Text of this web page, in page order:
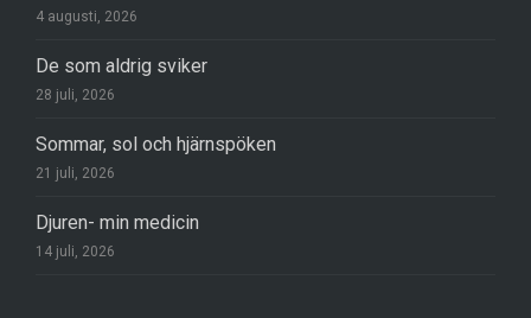
4 augusti, 2026
De som aldrig sviker
28 juli, 2026
Sommar, sol och hjärnspöken
21 juli, 2026
Djuren- min medicin
14 juli, 2026